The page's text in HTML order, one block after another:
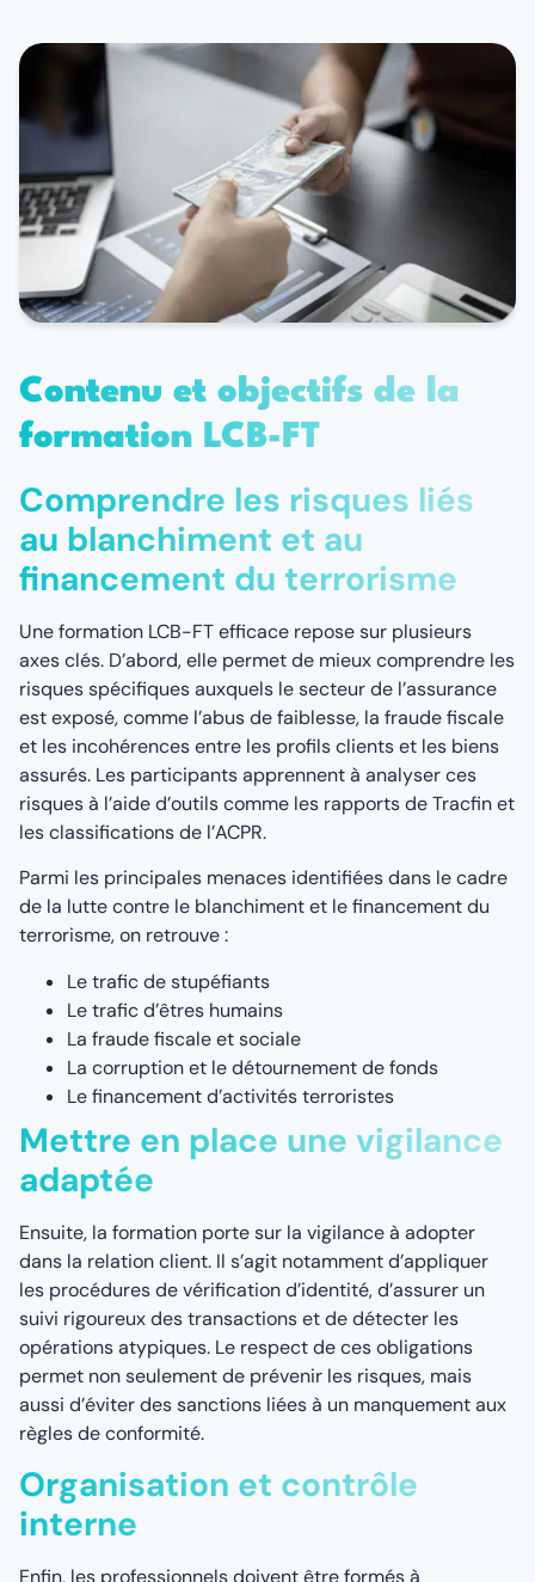
Contenu et objectifs de la
formation LCB-FT
Comprendre les risques liés
au blanchiment et au
financement du terrorisme
Une formation LCB-FT efficace repose sur plusieurs
axes clés. D’abord, elle permet de mieux comprendre les
risques spécifiques auxquels le secteur de l’assurance
est exposé, comme l’abus de faiblesse, la fraude fiscale
et les incohérences entre les profils clients et les biens
assurés. Les participants apprennent à analyser ces
risques à l’aide d’outils comme les rapports de Tracfin et
les classifications de l’ACPR.
Parmi les principales menaces identifiées dans le cadre
de la lutte contre le blanchiment et le financement du
terrorisme, on retrouve :
Le trafic de stupéfiants
Le trafic d’êtres humains
La fraude fiscale et sociale
La corruption et le détournement de fonds
Le financement d’activités terroristes
Mettre en place une vigilance
adaptée
Ensuite, la formation porte sur la vigilance à adopter
dans la relation client. Il s’agit notamment d’appliquer
les procédures de vérification d’identité, d’assurer un
suivi rigoureux des transactions et de détecter les
opérations atypiques. Le respect de ces obligations
permet non seulement de prévenir les risques, mais
aussi d’éviter des sanctions liées à un manquement aux
règles de conformité.
Organisation et contrôle
interne
Enfin, les professionnels doivent être formés à